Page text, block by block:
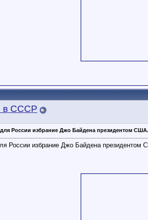
в СССР
России избрание Джо Байдена президентом США.
России избрание Джо Байдена президентом